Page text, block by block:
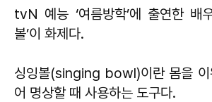
tvN 예능 ‘여름방학’에 출연한 배
볼’이 화제다.
싱잉볼(singing bowl)이란 몸을 이
어 명상할 때 사용하는 도구다.